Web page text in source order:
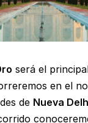
será el
en el
de Nueva